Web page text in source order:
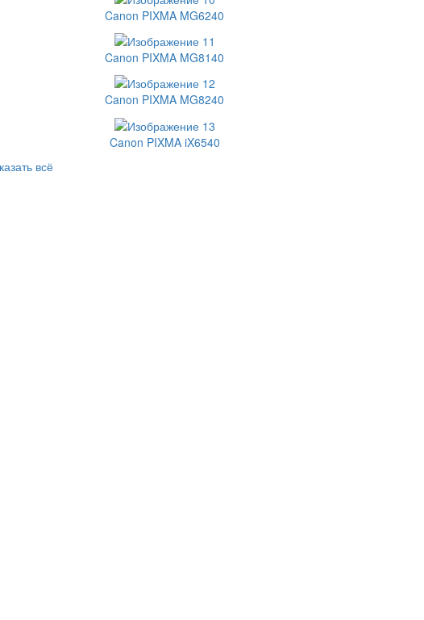
Canon PIXMA MG6240
Canon PIXMA MG8140
Canon PIXMA MG8240
Canon PIXMA iX6540
всё